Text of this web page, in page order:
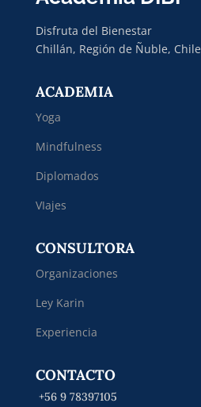
Disfruta del Bienestar
Chillán, Región de Ñuble, Chile
ACADEMIA
Yoga
Mindfulness
Diplomados
VIajes
CONSULTORA
Organizaciones
Ley Karin
Experiencia
CONTACTO
+56 9 78397105